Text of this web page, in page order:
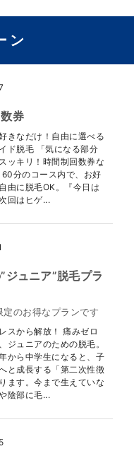
ン
券
きなだけ！自由に選べる
ド脱毛 「気になる部分
ッキリ！時間制回数券な
分のコース内で、お好
由に脱毛OK。『今日は
回はヒゲ...
ジュニア”脱毛プラ
定のお得なプランです
スから解放！ 痛みゼロ
ジュニアのための脱毛。
から中学生になると、子
と成長する「第二次性徴
ます。今まで生えていな
陰部に毛...